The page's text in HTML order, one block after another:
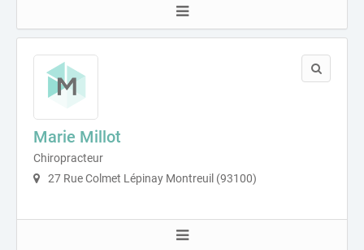
Marie Millot
Chiropracteur
27 Rue Colmet Lépinay Montreuil (93100)